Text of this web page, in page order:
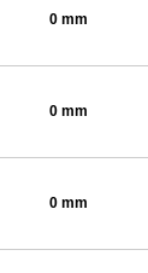
0 mm
0 mm
0 mm